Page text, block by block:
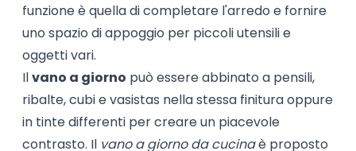
funzione è quella di completare l'arredo e fornire
uno spazio di appoggio per piccoli utensili e
oggetti vari.
Ilvano a giorno può essere abbinato a pensili,
ribalte, cubi e vasistas nella stessa finitura oppure
in tinte differenti per creare un piacevole
contrasto. Il vano a giorno da cucinaè proposto